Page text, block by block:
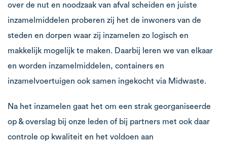
over de nut en noodzaak van afval scheiden en juiste
inzamelmiddelen proberen zij het de inwoners van de
steden en dorpen waar zij inzamelen zo logisch en
makkelijk mogelijk te maken. Daarbij leren we van elkaar
en worden inzamelmiddelen, containers en
inzamelvoertuigen ook samen ingekocht via Midwaste.
Na het inzamelen gaat het om een strak georganiseerde
op & overslag bij onze leden of bij partners met ook daar
controle op kwaliteit en het voldoen aan